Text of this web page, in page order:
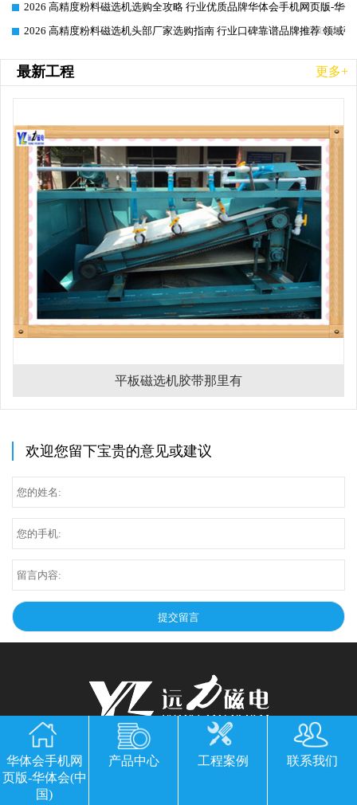
2026-06-26
2026 高精度粉料磁选机选购全攻略 行业优质品牌华体会手机网页版-华
2026-06-26
2026 高精度粉料磁选机头部厂家选购指南 行业口碑靠谱品牌推荐 领域
最新工程 更多+
平板磁选机胶带那里有
欢迎您留下宝贵的意见或建议
华体会手机网页版-华体会(中国)
公司地址：山东临朐县经济开发区北环路
电话：13869611251 郭经理 微信同号
华体会手机网
页版-华体会(中
国)
产品中心 工程案例 联系我们